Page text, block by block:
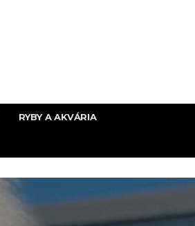
RYBY A AKVÁRIA